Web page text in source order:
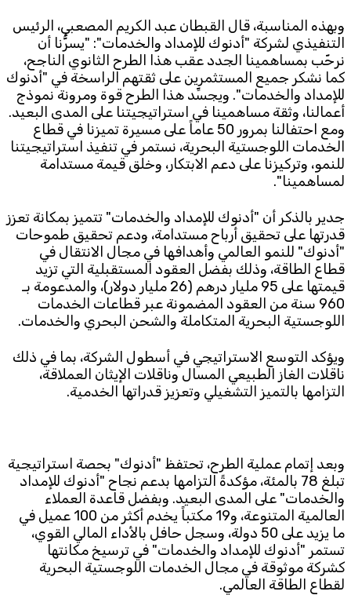
وبهذه المناسبة، قال القبطان عبد الكريم المصعبي، الرئيس
التنفيذي لشركة "أدنوك للإمداد والخدمات": "يسرُّنا أن
نرحّب بمساهمينا الجدد عقب هذا الطرح الثانوي الناجح،
كما نشكر جميع المستثمرين على ثقتهم الراسخة في "أدنوك
للإمداد والخدمات". ويجسِّد هذا الطرح قوة ومرونة نموذج
أعمالنا، وثقة مساهمينا في استراتيجيتنا على المدى البعيد.
ومع احتفالنا بمرور 50 عاماً على مسيرة تميزنا في قطاع
الخدمات اللوجستية البحرية، نستمر في تنفيذ استراتيجيتنا
للنمو، وتركيزنا على دعم الابتكار، وخلق قيمة مستدامة
لمساهمينا".
جدير بالذكر أن "أدنوك للإمداد والخدمات" تتميز بمكانة تعزز
قدرتها على تحقيق أرباح مستدامة، ودعم تحقيق طموحات
"أدنوك" للنمو العالمي وأهدافها في مجال الانتقال في
قطاع الطاقة، وذلك بفضل العقود المستقبلية التي تزيد
قيمتها على 95 مليار درهم (26 مليار دولار)، والمدعومة بـ
960 سنة من العقود المضمونة عبر قطاعات الخدمات
اللوجستية البحرية المتكاملة والشحن البحري والخدمات.
ويؤكد التوسع الاستراتيجي في أسطول الشركة، بما في ذلك
ناقلات الغاز الطبيعي المسال وناقلات الإيثان العملاقة،
التزامها بالتميز التشغيلي وتعزيز قدراتها الخدمية.
وبعد إتمام عملية الطرح، تحتفظ "أدنوك" بحصة استراتيجية
تبلغ 78 بالمئة، مؤكدةً التزامها بدعم نجاح "أدنوك للإمداد
والخدمات" على المدى البعيد. وبفضل قاعدة العملاء
العالمية المتنوعة، و19 مكتباً يخدم أكثر من 100 عميل في
ما يزيد على 50 دولة، وسجل حافل بالأداء المالي القوي،
تستمر "أدنوك للإمداد والخدمات" في ترسيخ مكانتها
كشركة موثوقة في مجال الخدمات اللوجستية البحرية
لقطاع الطاقة العالمي.